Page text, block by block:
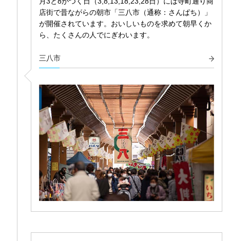
店街で昔ながらの朝市「三八市（通称：さんぱち）」
が開催されています。おいしいものを求めて朝早くか
ら、たくさんの人でにぎわいます。
三八市